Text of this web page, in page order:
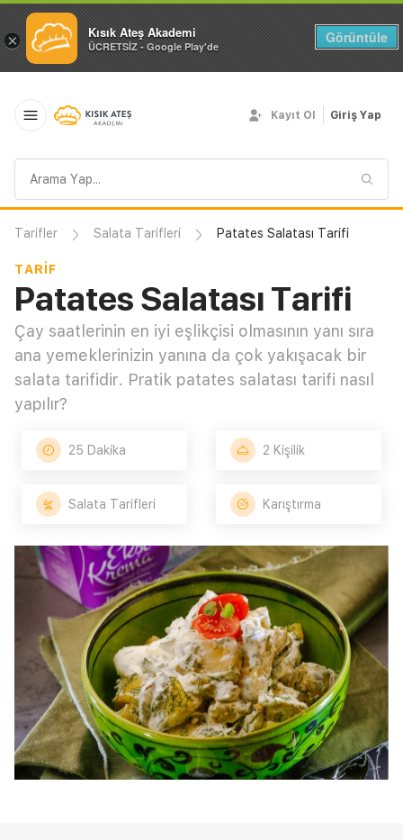
× Kısık Ateş Akademi
ÜCRETSİZ - Google Play'de
Görüntüle
sorgusu
Kayıt Ol Giriş Yap
Tarifler Salata Tarifleri Patates Salatası Tarifi
TARIF
Patates Salatası Tarifi
Çay saatlerinin en iyi eşlikçisi olmasının yanı sıra
ana yemeklerinizin yanına da çok yakışacak bir
salata tarifidir. Pratik patates salatası tarifi nasıl
yapılır?
25 Dakika 2 Kişilik
Salata Tarifleri Karıştırma